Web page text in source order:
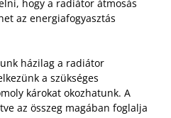
hogy a radiátor átmosás
az energiafogyasztás
házilag a radiátor
a szükséges
károkat okozhatunk. A
az összeg magában foglalja